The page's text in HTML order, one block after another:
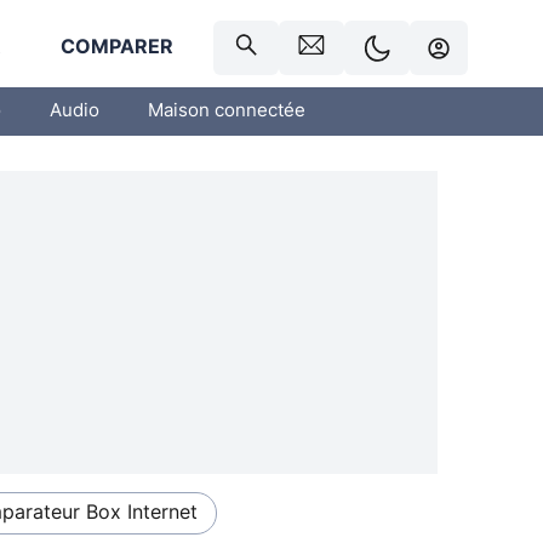
COMPARER
Audio Maison connectée
Box Internet